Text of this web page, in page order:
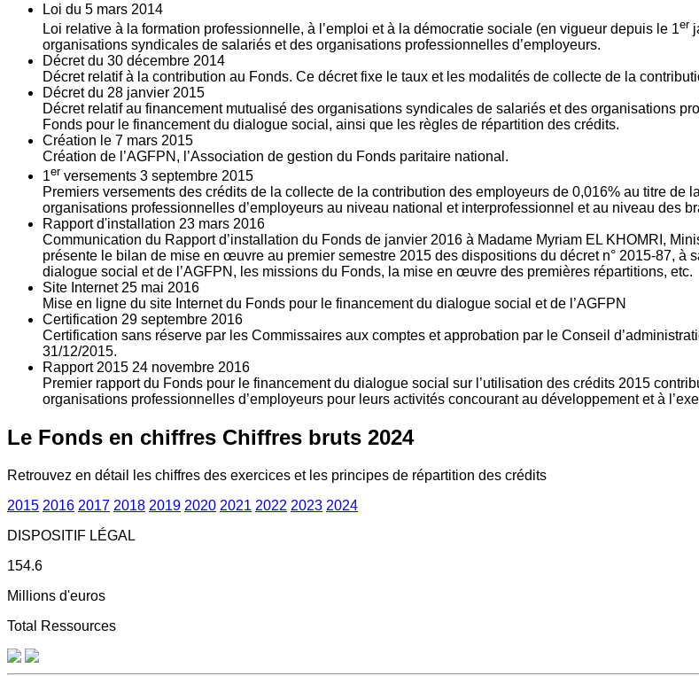
Loi du 5 mars 2014
Loi relative à la formation professionnelle, à l’emploi et à la démocratie sociale (en vigueur depuis le 1er
organisations syndicales de salariés et des organisations professionnelles d’employeurs.
Décret du 30 décembre 2014
Décret relatif à la contribution au Fonds. Ce décret fixe le taux et les modalités de collecte de la
Décret du 28 janvier 2015
Décret relatif au financement mutualisé des organisations syndicales de salariés et des organisations
Fonds pour le financement du dialogue social, ainsi que les règles de répartition des crédits.
Création le 7 mars 2015
Création de l’AGFPN, l’Association de gestion du Fonds paritaire national.
1er versements 3 septembre 2015
Premiers versements des crédits de la collecte de la contribution des employeurs de 0,016% au titre
organisations professionnelles d’employeurs au niveau national et interprofessionnel et au niveau des
Rapport d'installation 23 mars 2016
Communication du Rapport d’installation du Fonds de janvier 2016 à Madame Myriam EL KHOMRI,
présente le bilan de mise en œuvre au premier semestre 2015 des dispositions du décret n° 2015-87,
dialogue social et de l’AGFPN, les missions du Fonds, la mise en œuvre des premières répartitions, etc.
Site Internet 25 mai 2016
Mise en ligne du site Internet du Fonds pour le financement du dialogue social et de l’AGFPN
Certification 29 septembre 2016
Certification sans réserve par les Commissaires aux comptes et approbation par le Conseil
31/12/2015.
Rapport 2015 24 novembre 2016
Premier rapport du Fonds pour le financement du dialogue social sur l’utilisation des crédits 2015
organisations professionnelles d’employeurs pour leurs activités concourant au développement et à
Le Fonds en chiffres Chiffres bruts 2024
Retrouvez en détail les chiffres des exercices et les principes de répartition des crédits
2015 2016 2017 2018 2019 2020 2021 2022 2023 2024
DISPOSITIF LÉGAL
154.6
Millions d'euros
Total Ressources